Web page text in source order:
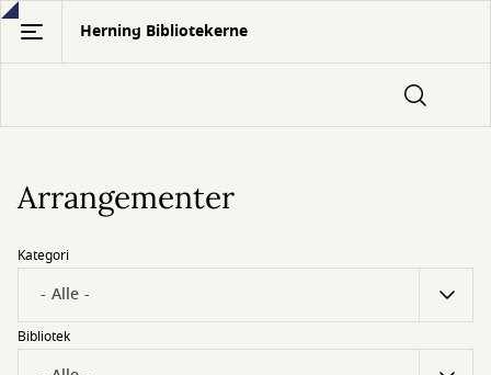
Gå
hovedindhold
Herning Bibliotekerne
Arrangementer
Kategori
Bibliotek